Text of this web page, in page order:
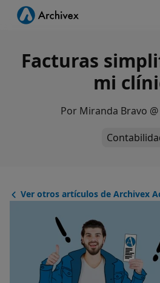
Facturas
mi
Por Miranda Bravo @
Ver otros artículos de Archivex